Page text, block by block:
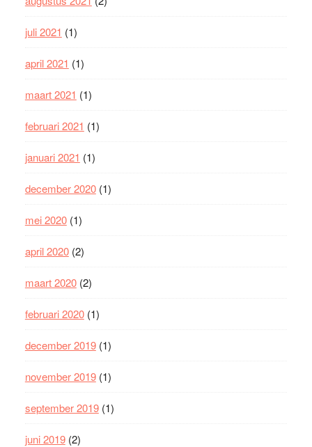
juli 2021 (1)
april 2021 (1)
maart 2021 (1)
februari 2021 (1)
januari 2021 (1)
december 2020(1)
mei 2020(1)
april 2020(2)
maart 2020(2)
februari 2020(1)
december 2019(1)
november 2019(1)
september 2019(1)
juni 2019(2)